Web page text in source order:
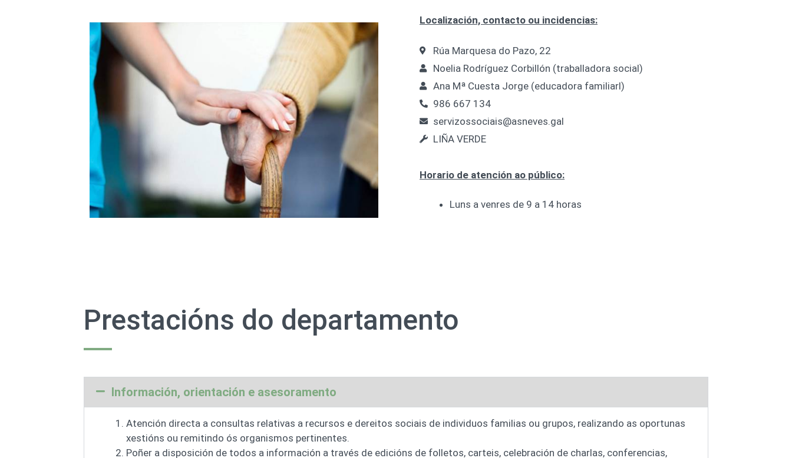
Localización, contacto ou incidencias:
Rúa Marquesa do Pazo, 22
Noelia Rodríguez Corbillón (traballadora social)
Ana Mª Cuesta Jorge (educadora familiarl)
986 667 134
servizossociais@asneves.gal
LIÑA VERDE
Horario de atención ao público:
Luns a venres de 9 a 14 horas
Prestacións do departamento
Información, orientación e asesoramento
Atención directa a consultas relativas a recursos e dereitos sociais de individuos familias ou grupos, realizando as oportunas
xestións ou remitindo ós organismos pertinentes.
Poñer a disposición de todos a información a través de edicións de folletos, carteis, celebración de charlas, conferencias,